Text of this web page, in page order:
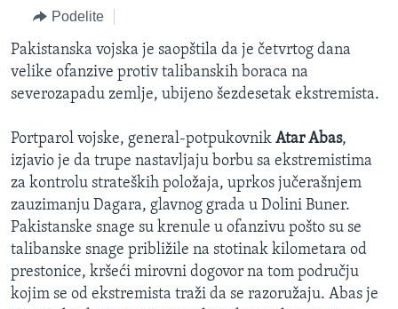
pretragu
GLOBALNE TEME
EKONOMIJA
NAUKA I TEHNOLOGIJA
KULTURA
DRUŠTVO
SPORT
INTERVJU
IZ AMERIKE
PRATITE NAS
Jezici
Podelite
Pakistanska vojska je saopštila da je četvrtog dana
velike ofanzive protiv talibanskih boraca na
severozapadu zemlje, ubijeno šezdesetak ekstremista.
Portparol vojske, general-potpukovnik Atar Abas,
izjavio je da trupe nastavljaju borbu sa ekstremistima
za kontrolu strateških položaja, uprkos jučerašnjem
zauzimanju Dagara, glavnog grada u Dolini Buner.
Pakistanske snage su krenule u ofanzivu pošto su se
talibanske snage približile na stotinak kilometara od
prestonice, kršeći mirovni dogovor na tom području
kojim se od ekstremista traži da se razoružaju. Abas je